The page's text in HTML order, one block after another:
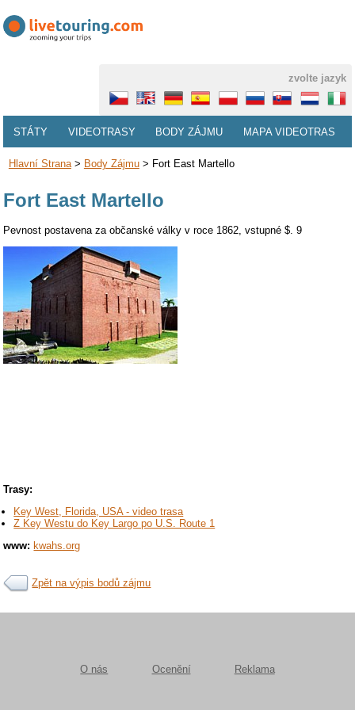
zvolte jazyk
STÁTY VIDEOTRASY BODY ZÁJMU MAPA VIDEOTRAS
Hlavní Strana> Body Zájmu> Fort East Martello
Fort East Martello
Pevnost postavena za občanské války v roce 1862, vstupné $. 9
Trasy:
Key West, Florida, USA - video trasa
Z Key Westu do Key Largo po U.S. Route 1
www: kwahs.org
Zpět na výpis bodů zájmu
O nás Ocenění Reklama